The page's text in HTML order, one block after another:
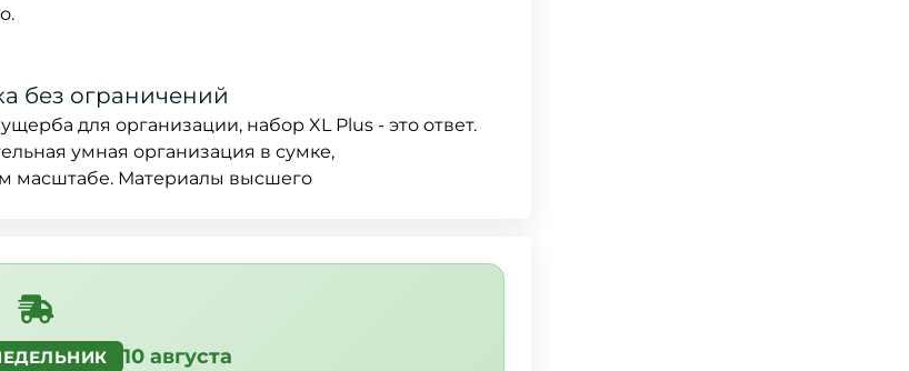
без ограничений
для организации, набор XL Plus - это ответ.
умная организация в сумке,
масштабе. Материалы высшего
10 августа